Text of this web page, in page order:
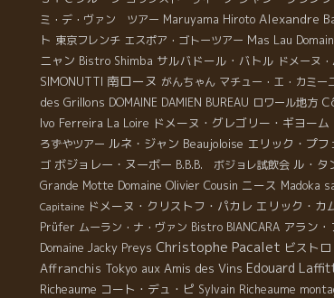
父さんジェラールが自分で醸造をやるようになった
時は農協組織が強力な時代、一匹オオカミのよう
を出て独立することは大変な時代だった。色んな邪
入ったに違いない。それを振り切って独立したジ
ルには相当な勇気と自信があったに違いない。人
ない事を次々と実行するブルノのDNAはこのお父
ら引き継いだのだろう。 今でも元気に畑に出てい
も数年前のように、畑全体を管理するような動き
ない。 ブルノ『ここで、シュレールのワインを最
飲む消費者はジェラールだよ！だからこんなに元気
だ。』 数年前のケンジローとジェラールの黄金コ
最高だった。 数年前までは日本人の鏡さん（現ジ
造家）とお父さんのジェラールがコンビを組んで畑
をやっていた。あのケンジローさんとジェラールは
のカップルだった。この二人が担当している時が、
ミ・デ・ヴァン ツアー Maruyama Hiroto Alexandre
ト 東京フレンチ エスポア・ゴトーツアー Mas Lau
ニャン Bistro Shimba サルバドール・バトル ドメーヌ
SIMONUTTI 南ローヌ がんちゃん マチュー・エ・カミー
des Grillons DOMAINE DAMIEN BUREAU ロワール地方
Ivo Ferreira La Loire ドメーヌ・グレゴリー・ギヨーム
ろずやツアー ルネ・ジャン Beaujoloise エリック・プ
ゴ ボジョレー・ヌーボー B.B.B. ボジョレ試飲会 ル・タ
Grande Motte Domaine Olivier Cousin ニース Madoka
Capitaine ドメーヌ・クリストフ・パカレ エリック・カ
Prüfer ムーラン・ナ・ヴァン Bistro BIANCARA アラン・
Domaine Jacky Preys Christophe Pacalet ビスト
Affranchis Tokyo aux Amis des Vins Edouard
Richeaume コート・デュ・ピ Sylvain Richeaume